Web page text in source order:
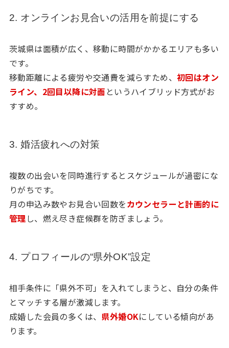
2. オンラインお見合いの活用を前提にする
茨城県は面積が広く、移動に時間がかかるエリアも多い
です。
移動距離による疲労や交通費を減らすため、 初回はオン
ライン、2回目以降に対面 というハイブリッド方式がお
すすめ。
3. 婚活疲れへの対策
複数の出会いを同時進行するとスケジュールが過密にな
りがちです。
月の申込み数やお見合い回数をカウンセラーと計画的に
管理し、燃え尽き症候群を防ぎましょう。
4. プロフィールの“県外OK”設定
相手条件に「県外不可」を入れてしまうと、自分の条件
とマッチする層が激減します。
成婚した会員の多くは、 県外婚OKにしている傾向があ
ります。